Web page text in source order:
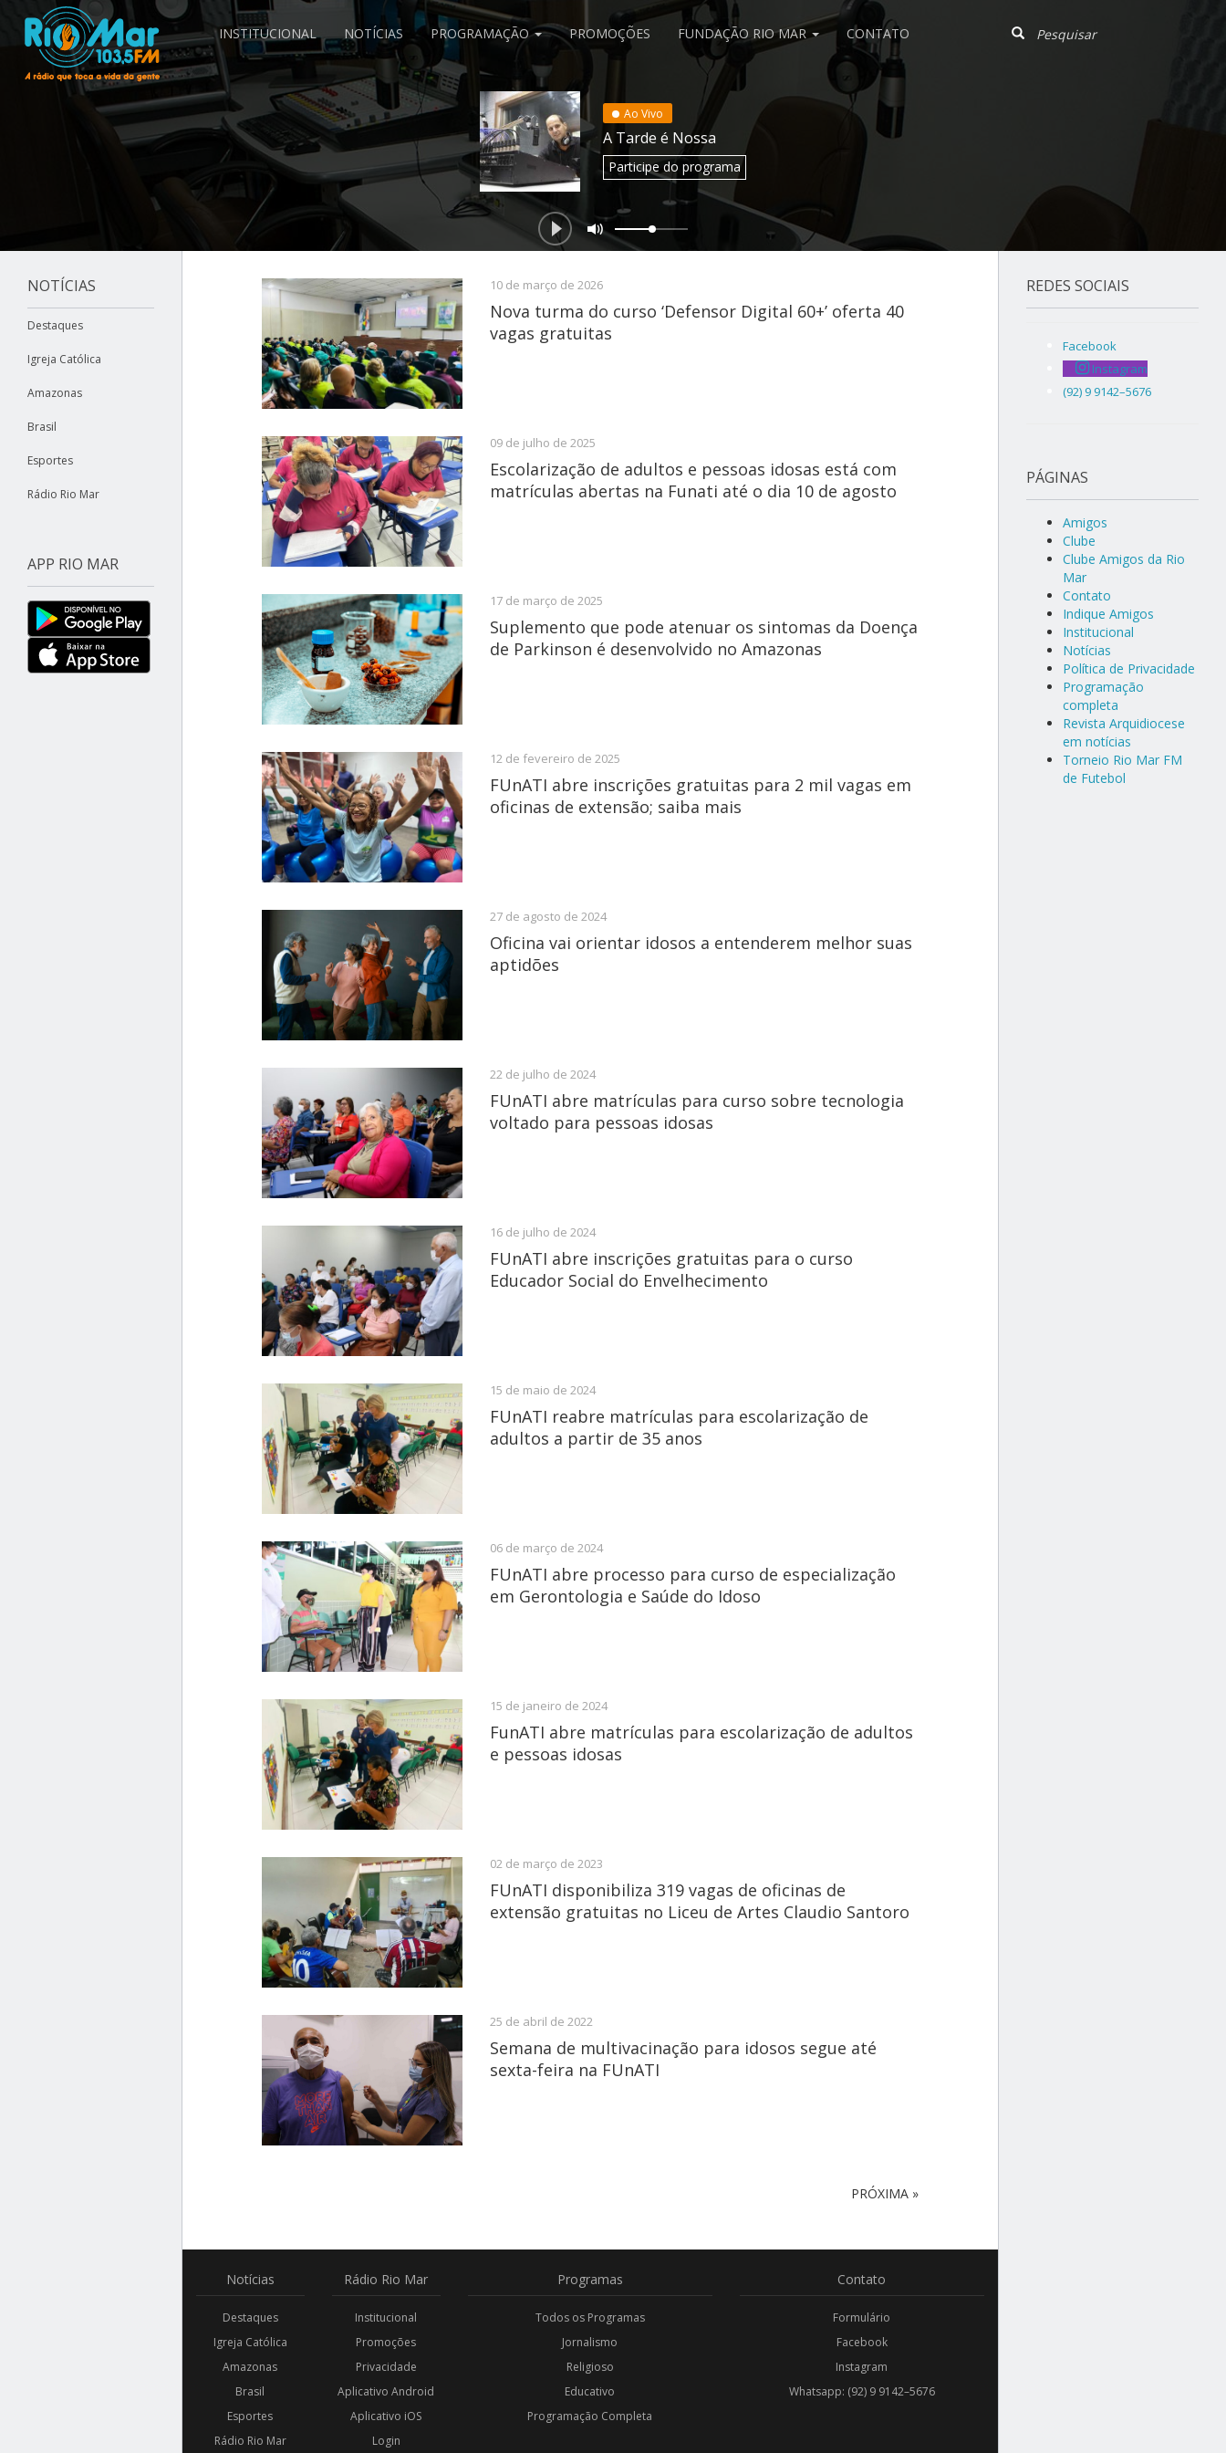
INSTITUCIONAL NOTÍCIAS PROGRAMAÇÃO PROMOÇÕES FUNDAÇÃO RIO MAR CONTATO
Ao Vivo
A Tarde é Nossa
Participedo programa
NOTÍCIAS
Destaques
Igreja Católica
Amazonas
Brasil
Esportes
Rádio Rio Mar
APP RIO MAR
10 de março de 2026
Nova turma do curso ‘Defensor Digital 60+’ oferta 40
vagas gratuitas
09 de julho de 2025
Escolarização de adultos e pessoas idosas está com
matrículas abertas na Funati até o dia 10 de agosto
17 de março de 2025
Suplemento que pode atenuar os sintomas da Doença
de Parkinson é desenvolvido no Amazonas
12 de fevereiro de 2025
FUnATI abre inscrições gratuitas para 2 mil vagas em
oficinas de extensão; saiba mais
27 de agosto de 2024
Oficina vai orientar idosos a entenderem melhor suas
aptidões
22 de julho de 2024
FUnATI abre matrículas para curso sobre tecnologia
voltado para pessoas idosas
16 de julho de 2024
FUnATI abre inscrições gratuitas para o curso
Educador Social do Envelhecimento
15 de maio de 2024
FUnATI reabre matrículas para escolarização de
adultos a partir de 35 anos
06 de março de 2024
FUnATI abre processo para curso de especialização
em Gerontologia e Saúde do Idoso
15 de janeiro de 2024
FunATI abre matrículas para escolarização de adultos
e pessoas idosas
02 de março de 2023
FUnATI disponibiliza 319 vagas de oficinas de
extensão gratuitas no Liceu de Artes Claudio Santoro
25 de abril de 2022
Semana de multivacinação para idosos segue até
sexta-feira na FUnATI
PRÓXIMA »
Notícias
Destaques
Igreja Católica
Amazonas
Brasil
Esportes
Rádio Rio Mar
Rádio Rio Mar
Institucional
Promoções
Privacidade
Aplicativo Android
Aplicativo iOS
Login
Programas
Todos os Programas
Jornalismo
Religioso
Educativo
Programação Completa
Contato
Formulário
Facebook
Instagram
Whatsapp: (92) 9 9142–5676
REDES SOCIAIS
Facebook
Instagram
(92) 9 9142–5676
PÁGINAS
Amigos
Clube
Clube Amigos da Rio
Mar
Contato
Indique Amigos
Institucional
Notícias
Política de Privacidade
Programação
completa
Revista Arquidiocese
em notícias
Torneio Rio Mar FM
de Futebol